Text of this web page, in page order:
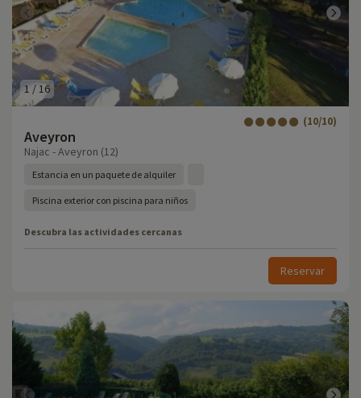
1/16
Aveyron
(10/10)
Najac - Aveyron (12)
Estancia en un paquete de alquiler
Piscina exterior con piscina para niños
Descubra las actividades cercanas
Reservar